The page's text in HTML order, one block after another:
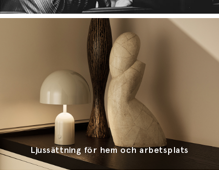
Ljussättning för hem och arbetsplats